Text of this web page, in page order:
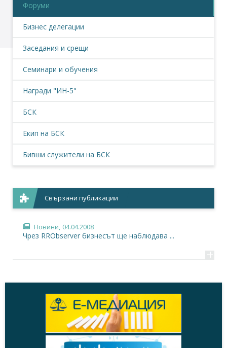
Форуми
Бизнес делегации
Заседания и срещи
Семинари и обучения
Награди "ИН-5"
БСК
Екип на БСК
Бивши служители на БСК
Свързани публикации
Новини, 04.04.2008
Чрез RRObserver бизнесът ще наблюдава ...
+